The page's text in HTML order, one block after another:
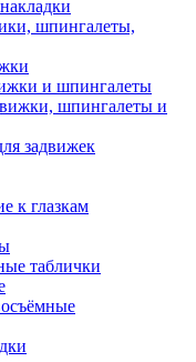
шпингалеты,
и шпингалеты
шпингалеты и
задвижек
к глазкам
таблички